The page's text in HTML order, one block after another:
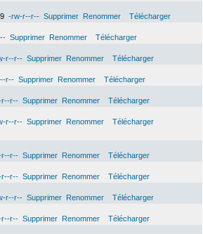
-rw-r--r-- Supprimer Renommer
Télécharger
Supprimer Renommer
Télécharger
r--r-- Supprimer Renommer
Télécharger
r-- Supprimer Renommer
Télécharger
r--r-- Supprimer Renommer
Télécharger
r--r-- Supprimer Renommer
Télécharger
r--r-- Supprimer Renommer
Télécharger
r--r-- Supprimer Renommer
Télécharger
r--r-- Supprimer Renommer
Télécharger
r--r-- Supprimer Renommer
Télécharger